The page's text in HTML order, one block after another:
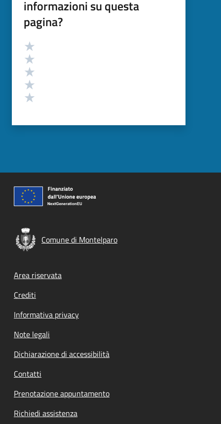
informazioni su questa
pagina?
Valutazione
Comune di Montelparo
Footer menu
Area riservata
Crediti
Informativa privacy
Note legali
Dichiarazione di accessibilità
Contatti
Prenotazione appuntamento
Richiedi assistenza